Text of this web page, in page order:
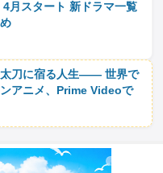
4月スタート 新ドラマ一覧
太刀に宿る人生―― 世界で
アニメ、Prime Videoで